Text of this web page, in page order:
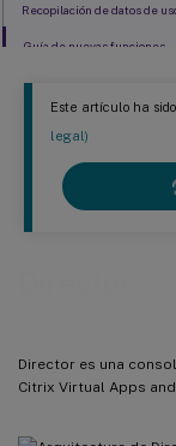
Este artículo ha
legal)
Director es una
Citrix Virtual Apps
Recopilación de datos de
Guía de nuevas funciones